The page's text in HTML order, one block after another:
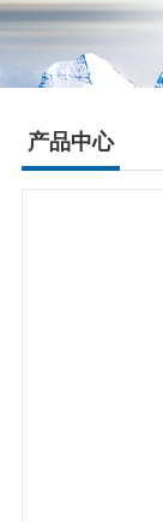
产品中心